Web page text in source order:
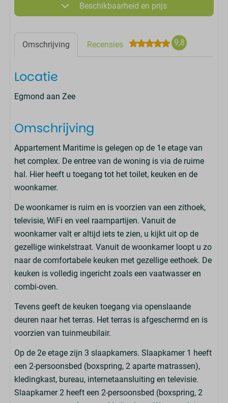
Beschikbaarheid en prijs
Omschrijving Recensies 9,8
Locatie
Egmond aan Zee
Omschrijving
Appartement Maritime is gelegen op de 1e etage van
het complex. De entree van de woning is via de ruime
hal. Hier heeft u toegang tot het toilet, keuken en de
woonkamer.
De woonkamer is ruim en is voorzien van een zithoek,
televisie, WiFi en veel raampartijen. Vanuit de
woonkamer valt er altijd iets te zien, u kijkt uit op de
gezellige winkelstraat. Vanuit de woonkamer loopt u zo
naar de comfortabele keuken met gezellige eethoek. De
keuken is volledig ingericht zoals een vaatwasser en
combi-oven.
Tevens geeft de keuken toegang via openslaande
deuren naar het terras. Het terras is afgeschermd en is
voorzien van tuinmeubilair.
Op de 2e etage zijn 3 slaapkamers. Slaapkamer 1 heeft
een 2-persoonsbed (boxspring, 2 aparte matrassen),
kledingkast, bureau, internetaansluiting en televisie.
Slaapkamer 2 heeft een 2-persoonsbed (boxspring, 2